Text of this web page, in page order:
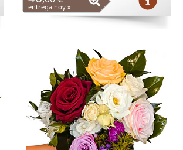
entrega hoy »